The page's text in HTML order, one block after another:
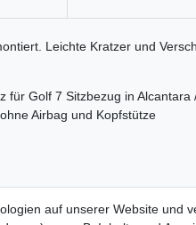
Leichte Kratzer und
Golf 7 Sitzbezug in Alcantara
Airbag und Kopfstütze
auf unserer Website und